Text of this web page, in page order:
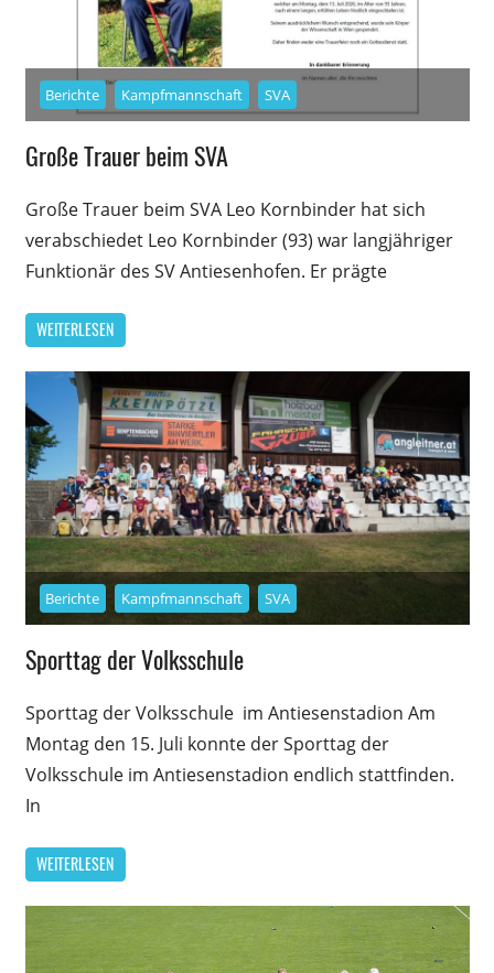
Berichte Kampfmannschaft SVA
Große Trauer beim SVA
Große Trauer beim SVA Leo Kornbinder hat sich
verabschiedet Leo Kornbinder (93) war langjähriger
Funktionär des SV Antiesenhofen. Er prägte
WEITERLESEN
Berichte Kampfmannschaft SVA
Sporttag der Volksschule
Sporttag der Volksschule im Antiesenstadion Am
Montag den 15. Juli konnte der Sporttag der
Volksschule im Antiesenstadion endlich stattfinden.
In
WEITERLESEN